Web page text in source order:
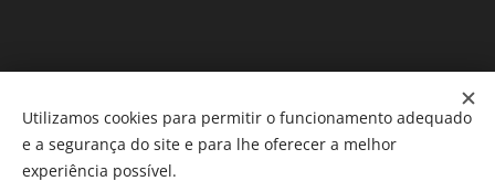
Móveis em Saldo ®️ Cookies
Utilizamos cookies para permitir o funcionamento adequado
e a segurança do site e para lhe oferecer a melhor
experiência possível.